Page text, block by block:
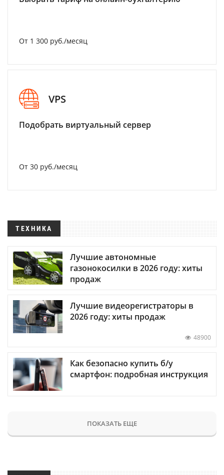
От 1 300 руб./месяц
VPS
Подобрать виртуальный сервер
От 30 руб./месяц
ТЕХНИКА
Лучшие автономные
газонокосилки в 2026 году: хиты
продаж
Лучшие видеорегистраторы в
2026 году: хиты продаж
48900
Как безопасно купить б/у
смартфон: подробная инструкция
ПОКАЗАТЬ ЕЩЕ